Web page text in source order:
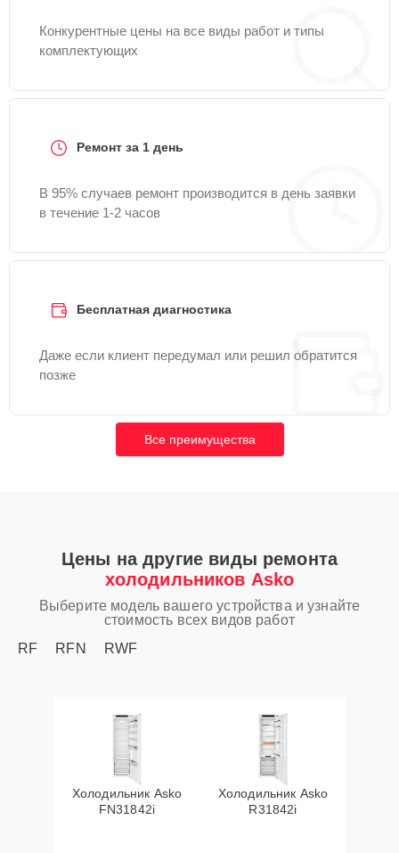
Конкурентные цены на все виды работ и типы
комплектующих
Ремонт за 1 день
В 95% случаев ремонт производится в день заявки
в течение 1-2 часов
Бесплатная диагностика
Даже если клиент передумал или решил обратится
позже
Все преимущества
Цены на другие виды ремонта
холодильников Asko
Выберите модель вашего устройства и узнайте
стоимость всех видов работ
RF
RFN RWF
Холодильник Asko
FN31842i
Холодильник Asko
R31842i